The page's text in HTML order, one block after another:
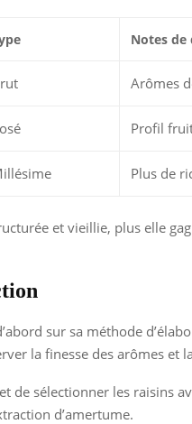
Notes
Arômes
Profil
Plus de
et vieillie, plus elle
sur sa méthode
la finesse des arômes et
de sélectionner les raisins
d’amertume.